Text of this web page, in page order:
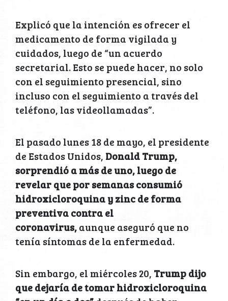
Explicó que la intención es ofrecer el
medicamento de forma vigilada y
cuidados, luego de “un acuerdo
secretarial. Esto se puede hacer, no solo
con el seguimiento presencial, sino
incluso con el seguimiento a través del
teléfono, las videollamadas”.
El pasado lunes 18 de mayo, el presidente
de Estados Unidos, Donald Trump,
sorprendió a más de uno, luego de
revelar que por semanas consumió
hidroxicloroquina y zinc de forma
preventiva contra el
coronavirus,aunque aseguró que no
tenía síntomas de la enfermedad.
Sin embargo, el miércoles 20, Trump dijo
que dejaría de tomar hidroxicloroquina